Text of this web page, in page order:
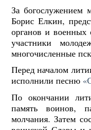
За богослужением
Борис Елкин,
органов и военных
участники
многочисленные
Перед началом
исполнили песню
По окончании
память воинов,
молчания. Затем